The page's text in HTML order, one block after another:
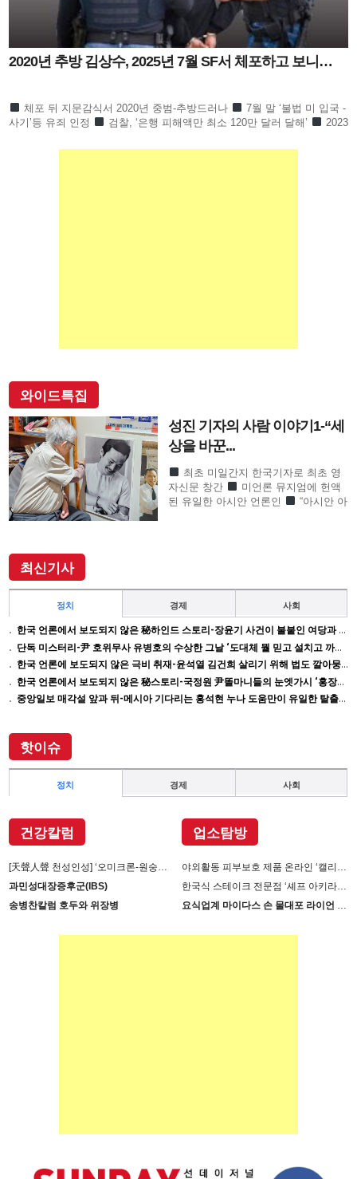
2020년 추방 김상수, 2025년 7월 SF서 체포하고 보니…
체포 뒤 지문감식서 2020년 중범-추방드러나
7월 말 ‘불법 미 입국 -
사기’등 유죄 인정
검찰, ‘은행 피해액만 최소 120만 달러 달해’
2023
와이드특집
성진 기자의 사람 이야기1-“세
상을 바꾼...
최초 미일간지 한국기자로 최초 영
자신문 창간
미언론 뮤지엄에 헌액
된 유일한 아시안 언론인
“아시안 아
최신기사
정치 경제 사회
한국 언론에서 보도되지 않은 秘하인드 스토리-장윤기 사건이 불붙인 여당과 검찰의 보완 수사권 전쟁
단독 미스터리-尹 호위무사 유병호의 수상한 그날 ‘도대체 뭘 믿고 설치고 까부나 했더니…’
한국 언론에 보도되지 않은 극비 취재-윤석열 김건희 살리기 위해 법도 깔아뭉갠 심우정의 자충수
한국 언론에서 보도되지 않은 秘스토리-국정원 尹똘마니들의 눈엣가시 ‘홍장원’ 죽이기
중앙일보 매각설 앞과 뒤-메시아 기다리는 홍석현 누나 도움만이 유일한 탈출구인데 …
핫이슈
정치 경제 사회
건강칼럼
[天聲人聲 천성인성] ‘오미크론-원숭이 두창’장난 아니다
과민성대장증후군(IBS)
송병찬칼럼 호두와 위장병
업소탐방
야외활동 피부보호 제품 온라인 ‘캘리제이’(Cali-j)에서 판매
한국식 스테이크 전문점 ‘셰프 아키라백의 AB스테이크’ 진출
요식업계 마이다스 손 물대포 라이언 손 사장의 인생 필살기